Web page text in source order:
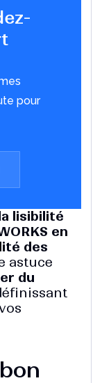
avec
de plus en
lisibilité
en
des
astuce
du
pour